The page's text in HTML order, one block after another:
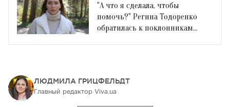
"А что я сделала, чтобы
помочь?" Регина Тодоренко
обратилась к поклонникам
ЛЮДМИЛА ГРИЦФЕЛЬДТ
Главный редактор Viva.ua